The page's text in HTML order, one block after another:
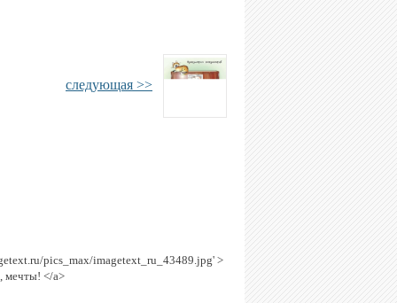
следующая >>
pics_max/imagetext_ru_43489.jpg' >
мечты! </a>